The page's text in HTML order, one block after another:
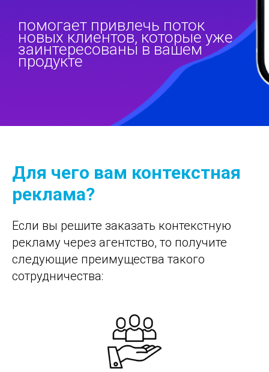
помогает привлечь поток
новых клиентов, которые уже
заинтересованы в вашем
продукте
Для чего вам контекстная
реклама?
Если вы решите заказать контекстную
рекламу через агентство, то получите
следующие преимущества такого
сотрудничества: